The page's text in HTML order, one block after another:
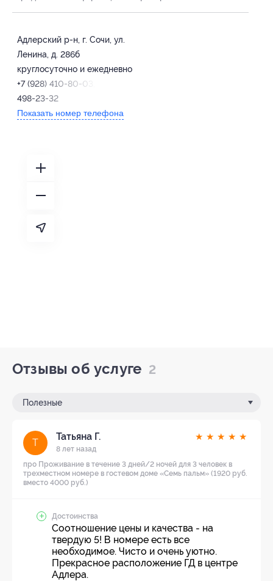
Адлерский р-н, г. Сочи, ул.
Ленина, д. 286б
круглосуточно и ежедневно
+7 (928) 410-80-03, +7 (918)
498-23-32
Показать номер телефона
Отзывы об услуге 2
Полезные
Т
Татьяна Г.
8 лет назад
★ ★ ★ ★ ★
про Проживание в течение 3 дней/2 ночей для 3 человек в
трехместном номере в гостевом доме «Семь пальм» (1920 руб.
вместо 4000 руб.)
Достоинства
Соотношение цены и качества - на
твердую 5! В номере есть все
необходимое. Чисто и очень уютно.
Прекрасное расположение ГД в центре
Адлера.